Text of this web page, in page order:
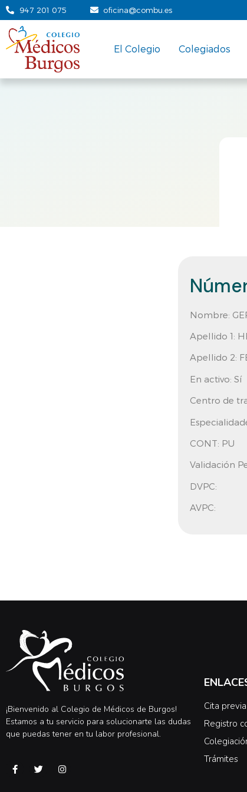
947 201 075 oficina@combu.es
El Colegio Colegiados
Nombre:
Apellido 1:
Apellido 2:
En activo: Sí
Centro de
CONT: PU
Validación
DVPC:
AVPC:
¡Bienvenido al Colegio de Médicos de Burgos!
Estamos a tu servicio para solucionarte las dudas
que puedas tener en tu labor profesional.
Cita previa
Registro
Trámites